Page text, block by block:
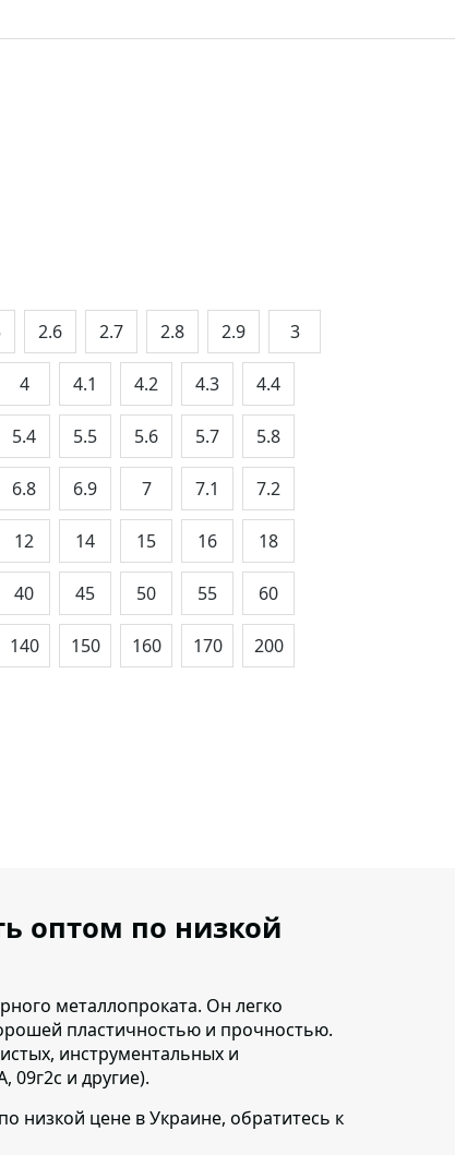
2.6 2.7 2.8 2.9 3
4 4.1 4.2 4.3 4.4
5.4 5.5 5.6 5.7 5.8
6.8 6.9 7 7.1 7.2
12 14 15 16 18
40 45 50 55 60
140 150 160 170 200
оптом по низкой
металлопроката. Он легко
пластичностью и прочностью.
инструментальных и
09г2с и другие).
низкой цене в Украине, обратитесь к